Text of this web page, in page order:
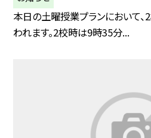
本日の土曜授業プランにおいて
われます。2校時は9時35分...